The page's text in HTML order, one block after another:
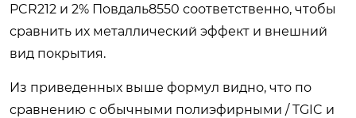
PCR212 и 2% Повдаль8550 соответственно, чтобы
сравнить их металлический эффект и внешний
вид покрытия.
Из приведенных выше формул видно, что по
сравнению с обычными полиэфирными / TGIC и